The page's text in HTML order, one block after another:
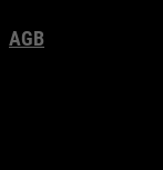
AGB